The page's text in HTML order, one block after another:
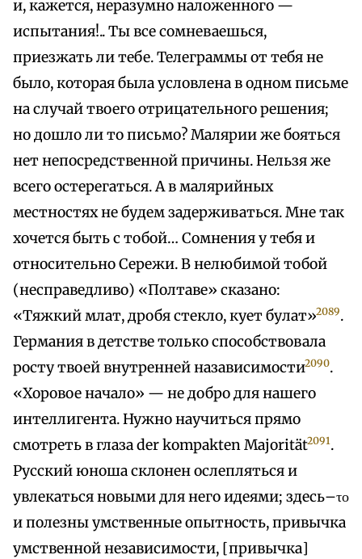
и, кажется, неразумно наложенного —
испытания!.. Ты все сомневаешься,
приезжать ли тебе. Телеграммы от тебя не
было, которая была условлена в одном письме
на случай твоего отрицательного решения;
но дошло ли то письмо? Малярии же бояться
нет непосредственной причины. Нельзя же
всего остерегаться. А в малярийных
местностях не будем задерживаться. Мне так
хочется быть с тобой… Сомнения у тебя и
относительно Сережи. В нелюбимой тобой
(несправедливо) «Полтаве» сказано:
«Тяжкий млат, дробя стекло, кует булат»2089.
Германия в детстве только способствовала
росту твоей внутренней назависимости2090.
«Хоровое начало» — не добро для нашего
интеллигента. Нужно научиться прямо
смотреть в глаза der kompakten Majorität2091.
Русский юноша склонен ослепляться и
увлекаться новыми для него идеями; здесь–το
и полезны умственные опытность, привычка
умственной независимости, [привычка]